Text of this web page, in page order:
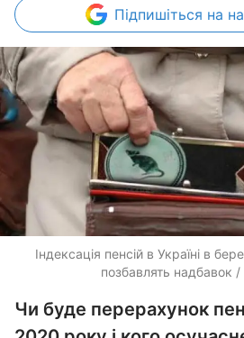
Підпишіться на
Індексація пенсій в Україні в
позбавлять надбавок
Чи буде перерахунок